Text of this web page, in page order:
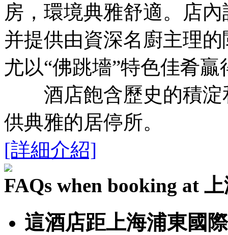
房，環境典雅舒適。店
并提供由資深名廚主理
尤以“佛跳墻”特色佳肴
酒店飽含歷史的積淀
供典雅的居停所。
[詳細介紹]
FAQs when booking at
這酒店距上海浦東國